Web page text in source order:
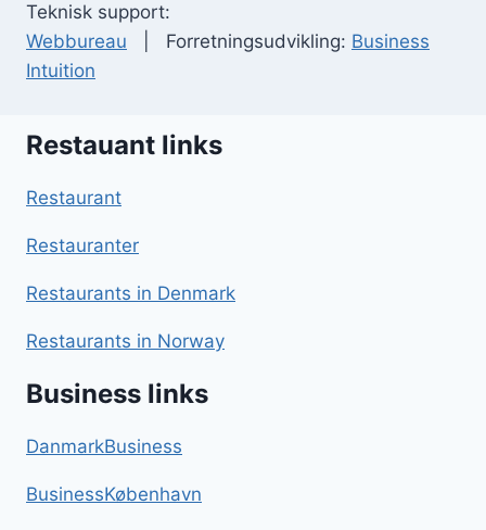
Teknisk support:
Webbureau | Forretningsudvikling: Business
Intuition
Restauant links
Restaurant
Restauranter
Restaurants in Denmark
Restaurants in Norway
Business links
DanmarkBusiness
BusinessKøbenhavn